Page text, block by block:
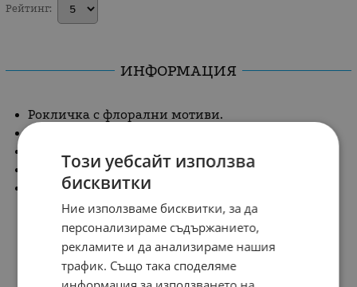
Рейтинг:
ИНФОРМАЦИЯ
Рокличка с флорални мотиви.
Финна подплата за повече обем.
Закопчаване с копчета на гърба.
Състав: 10% памук,90% полиестер
Този уебсайт използва
бисквитки
Ние използваме бисквитки, за да
персонализираме съдържанието,
рекламите и да анализираме нашия
трафик. Също така споделяме